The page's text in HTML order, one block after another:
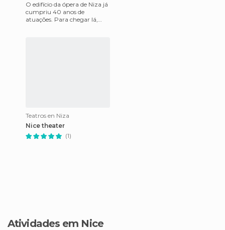
O edifício da ópera de Niza já
cumpriu 40 anos de
atuações. Para chegar lá,
Teatros en Niza
Nice theater
(1)
Atividades em Nice